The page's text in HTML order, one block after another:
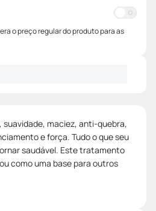
o preço regular do produto para as
suavidade, maciez, anti-quebra,
e força. Tudo o que seu
saudável. Este tratamento
como uma base para outros